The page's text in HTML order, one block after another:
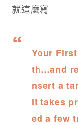
就這麼寫
Your
th…and
nsert a
It takes
ed a few